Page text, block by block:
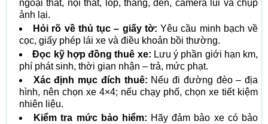
ngoại thất, nội thất, lốp, thắng, đèn, camera lùi và chụp
ảnh lại.
Hỏi rõ về thủ tục – giấy tờ: Yêu cầu minh bạch về
cọc, giấy phép lái xe và điều khoản bồi thường.
Đọc kỹ hợp đồng thuê xe: Lưu ý phần giới hạn km,
phí phát sinh, thời gian nhận – trả, mức phạt.
Xác định mục đích thuê: Nếu đi đường đèo – địa
hình, nên chọn xe 4×4; nếu chạy phố, chọn xe tiết kiệm
nhiên liệu.
Kiểm tra mức bảo hiểm: Hãy đảm bảo xe có bảo